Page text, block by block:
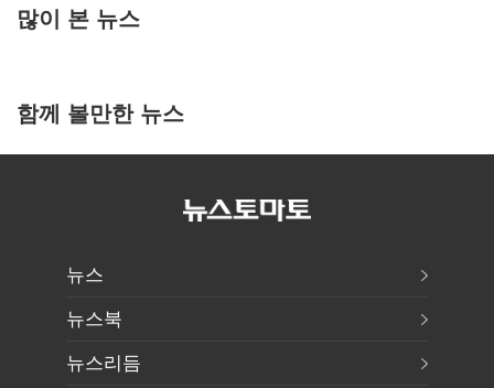
많이 본 뉴스
함께 볼만한 뉴스
뉴스
뉴스북
뉴스리듬